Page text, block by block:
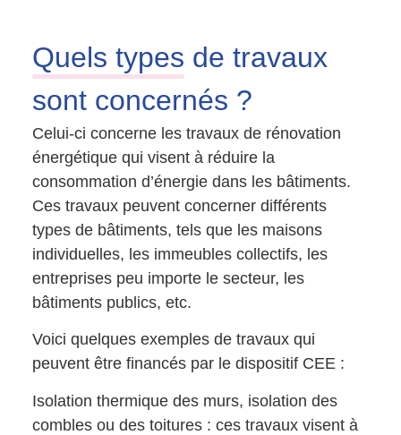
Quels types de travaux
sont concernés ?
Celui-ci concerne les travaux de rénovation
énergétique qui visent à réduire la
consommation d’énergie dans les bâtiments.
Ces travaux peuvent concerner différents
types de bâtiments, tels que les maisons
individuelles, les immeubles collectifs, les
entreprises peu importe le secteur, les
bâtiments publics, etc.
Voici quelques exemples de travaux qui
peuvent être financés par le dispositif CEE :
Isolation thermique des murs, isolation des
combles ou des toitures : ces travaux visent à